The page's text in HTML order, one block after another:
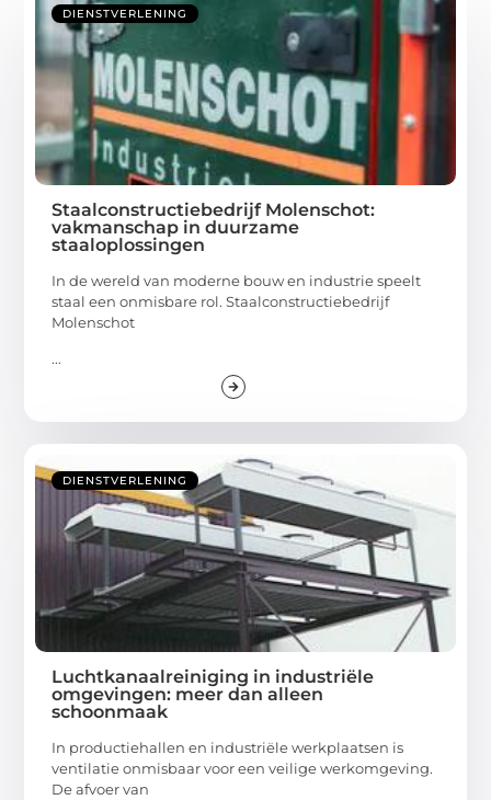
DIENSTVERLENING
Staalconstructiebedrijf Molenschot:
vakmanschap in duurzame
staaloplossingen
In de wereld van moderne bouw en industrie speelt
staal een onmisbare rol. Staalconstructiebedrijf
Molenschot
...
DIENSTVERLENING
Luchtkanaalreiniging in industriële
omgevingen: meer dan alleen
schoonmaak
In productiehallen en industriële werkplaatsen is
ventilatie onmisbaar voor een veilige werkomgeving.
De afvoer van